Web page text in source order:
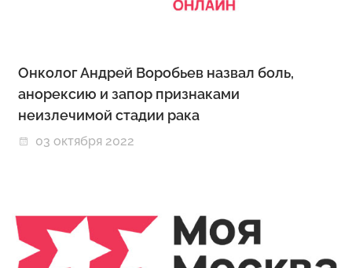
Онколог Андрей Воробьев назвал боль,
анорексию и запор признаками
неизлечимой стадии рака
03 октября 2022